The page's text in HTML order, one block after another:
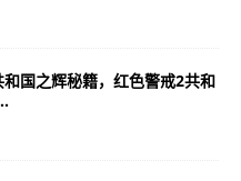
国之辉秘籍，红色警戒2共和